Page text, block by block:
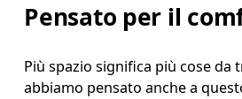
Pensato per il
Più spazio significa più cose da
abbiamo pensato anche a